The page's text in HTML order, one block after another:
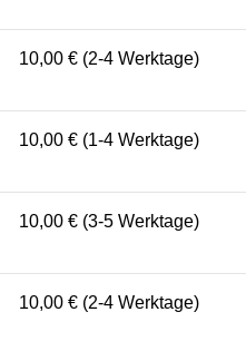
10,00 € (2-4 Werktage)
10,00 € (1-4 Werktage)
10,00 € (3-5 Werktage)
10,00 € (2-4 Werktage)